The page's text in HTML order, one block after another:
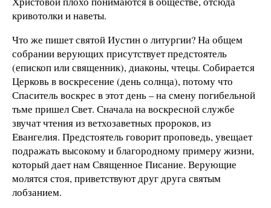
кривотолки и наветы.
Что же пишет святой Иустин о литургии? На общем
собрании верующих присутствует предстоятель
(епископ или священник), диаконы, чтецы. Собирается
Церковь в воскресение (день солнца), потому что
Спаситель воскрес в этот день – на смену погибельной
тьме пришел Свет. Сначала на воскресной службе
звучат чтения из ветхозаветных пророков, из
Евангелия. Предстоятель говорит проповедь, увещает
подражать высокому и благородному примеру жизни,
который дает нам Священное Писание. Верующие
молятся стоя, приветствуют друг друга святым
лобзанием.